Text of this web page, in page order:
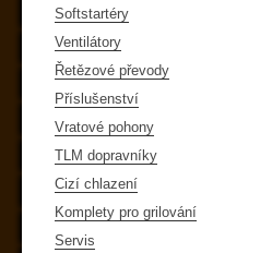
Softstartéry
Ventilátory
Řetězové převody
Příslušenství
Vratové pohony
TLM dopravníky
Cizí chlazení
Komplety pro grilování
Servis